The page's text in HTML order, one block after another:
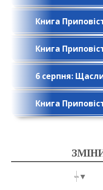
Книга
Книга
6 серпня:
Книга
Select Language ▼